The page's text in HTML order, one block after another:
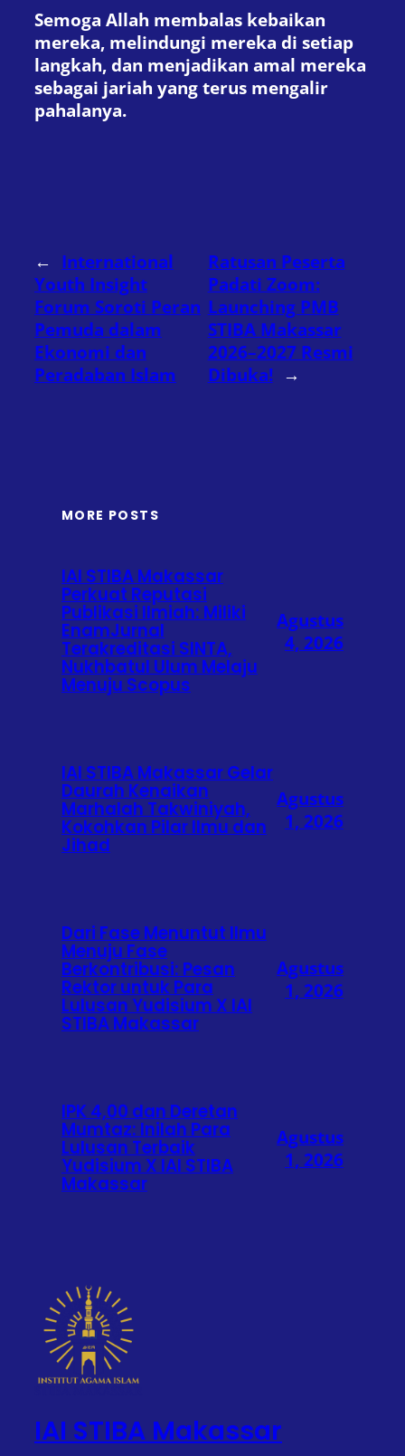
Semoga Allah membalas kebaikan
mereka, melindungi mereka di setiap
langkah, dan menjadikan amal mereka
sebagai jariah yang terus mengalir
pahalanya.
← International
Youth Insight
Forum Soroti Peran
Pemuda dalam
Ekonomi dan
Peradaban Islam
Ratusan Peserta
Padati Zoom:
Launching PMB
STIBA Makassar
2026–2027 Resmi
Dibuka! →
MORE POSTS
IAI STIBA Makassar
Perkuat Reputasi
Publikasi Ilmiah: Miliki
EnamJurnal
Terakreditasi SINTA,
Nukhbatul Ulum Melaju
Menuju Scopus
Agustus
4, 2026
IAI STIBA Makassar Gelar
Daurah Kenaikan
Marhalah Takwiniyah,
Kokohkan Pilar Ilmu dan
Jihad
Agustus
1, 2026
Dari Fase Menuntut Ilmu
Menuju Fase
Berkontribusi: Pesan
Rektor untuk Para
Lulusan Yudisium X IAI
STIBA Makassar
Agustus
1, 2026
IPK 4,00 dan Deretan
Mumtaz: Inilah Para
Lulusan Terbaik
Yudisium X IAI STIBA
Makassar
Agustus
1, 2026
IAI STIBA Makassar